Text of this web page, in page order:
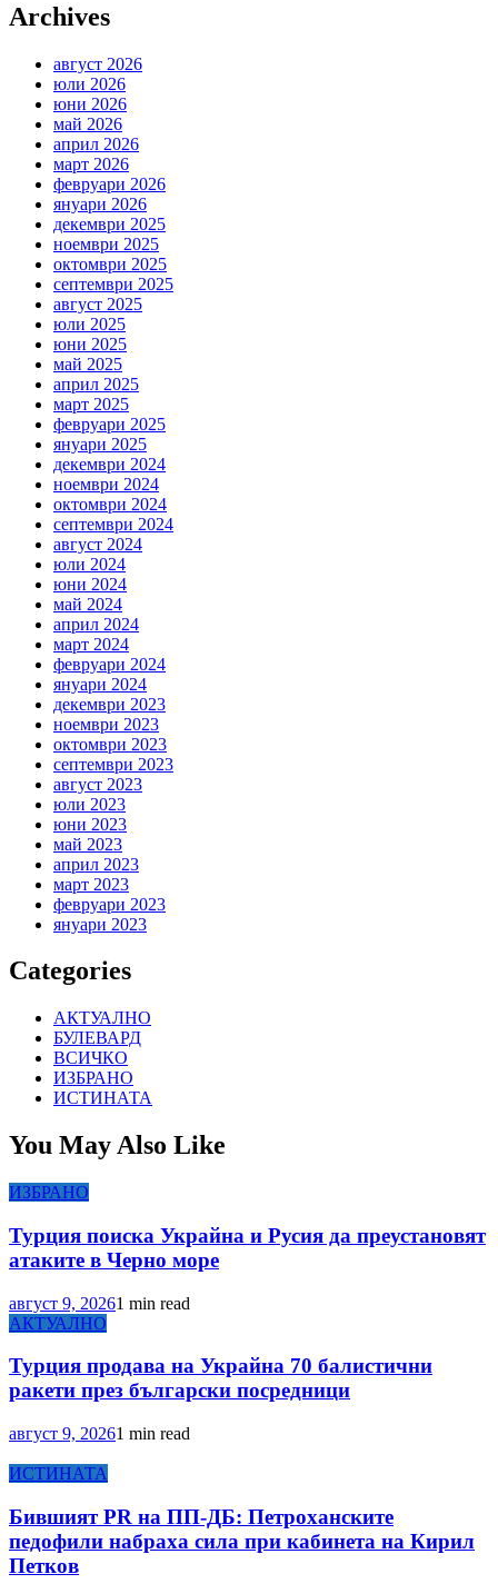
Archives
август 2026
юли 2026
юни 2026
май 2026
април 2026
март 2026
февруари 2026
януари 2026
декември 2025
ноември 2025
октомври 2025
септември 2025
август 2025
юли 2025
юни 2025
май 2025
април 2025
март 2025
февруари 2025
януари 2025
декември 2024
ноември 2024
октомври 2024
септември 2024
август 2024
юли 2024
юни 2024
май 2024
април 2024
март 2024
февруари 2024
януари 2024
декември 2023
ноември 2023
октомври 2023
септември 2023
август 2023
юли 2023
юни 2023
май 2023
април 2023
март 2023
февруари 2023
януари 2023
Categories
АКТУАЛНО
БУЛЕВАРД
ВСИЧКО
ИЗБРАНО
ИСТИНАТА
You May Also Like
ИЗБРАНО
Турция поиска Украйна и Русия да преустановят
атаките в Черно море
август 9, 20261 min read
АКТУАЛНО
Турция продава на Украйна 70 балистични
ракети през български посредници
август 9, 20261 min read
ИСТИНАТА
Бившият PR на ПП-ДБ: Петроханските
педофили набраха сила при кабинета на Кирил
Петков